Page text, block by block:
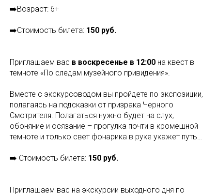
➡️Возраст: 6+
➡️Стоимость билета: 150 руб.
Приглашаем вас в воскресенье в 12:00 на квест в
темноте «По следам музейного привидения».
Вместе с экскурсоводом вы пройдете по экспозиции,
полагаясь на подсказки от призрака Черного
Смотрителя. Полагаться нужно будет на слух,
обоняние и осязание – прогулка почти в кромешной
темноте и только свет фонарика в руке укажет путь…
➡️ Стоимость билета: 150 руб.
Приглашаем вас на экскурсии выходного дня по